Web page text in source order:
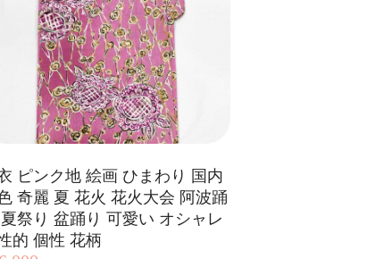
ピンク地 絵画 ひまわり 国内
奇麗 夏 花火 花火大会 阿波踊
夏祭り 盆踊り 可愛い オシャレ
的 個性 花柄